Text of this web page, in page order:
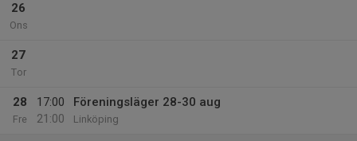
26
Ons
27
Tor
28
Fre
17:00
21:00
Föreningsläger 28-30 aug
Linköping